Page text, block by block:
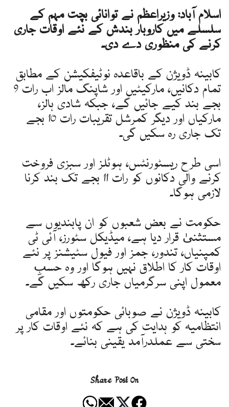
اسلام آباد: وزیراعظم نے توانائی بچت مہم کے
سلسلے میں کاروبار بندش کے نئے اوقات جاری
کرنے کی منظوری دے دی۔
کابینہ ڈویژن کے باقاعدہ نوٹیفکیشن کے مطابق
تمام دکانیں، مارکیٹیں اور شاپنگ مالز اب رات 9
بجے بند کیے جائیں گے، جبکہ شادی ہالز،
مارکیاں اور دیگر کمرشل تقریبات رات 10 بجے
تک جاری رہ سکیں گی۔
اسی طرح ریسٹورنٹس، ہوٹلز اور سبزی فروخت
کرنے والی دکانوں کو رات 11 بجے تک بند کرنا
لازمی ہوگا۔
حکومت نے بعض شعبوں کو ان پابندیوں سے
مستثنیٰ قرار دیا ہے، میڈیکل سٹورز، آئی ٹی
کمپنیاں، تندور، جمز اور فیول سٹیشنز پر نئے
اوقات کار کا اطلاق نہیں ہوگا اور وہ حسبِ
معمول اپنی سرگرمیاں جاری رکھ سکیں گے۔
کابینہ ڈویژن نے صوبائی حکومتوں اور مقامی
انتظامیہ کو ہدایت کی ہے کہ نئے اوقات کار پر
سختی سے عملدرآمد یقینی بنائے۔
Share Post On